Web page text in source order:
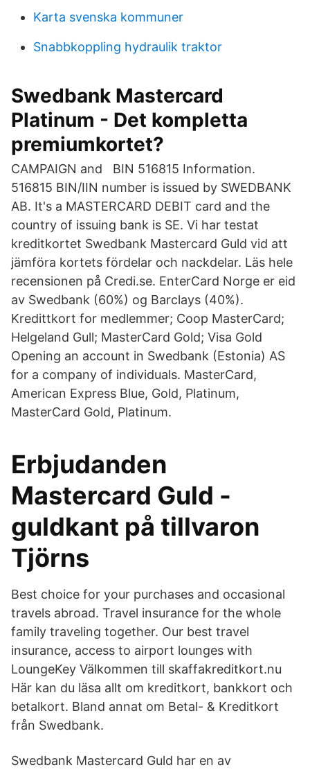
Karta svenska kommuner
Snabbkoppling hydraulik traktor
Swedbank Mastercard
Platinum - Det kompletta
premiumkortet?
CAMPAIGN and BIN 516815 Information.
516815 BIN/IIN number is issued by SWEDBANK
AB. It's a MASTERCARD DEBIT card and the
country of issuing bank is SE. Vi har testat
kreditkortet Swedbank Mastercard Guld vid att
jämföra kortets fördelar och nackdelar. Läs hele
recensionen på Credi.se. EnterCard Norge er eid
av Swedbank (60%) og Barclays (40%).
Kredittkort for medlemmer; Coop MasterCard;
Helgeland Gull; MasterCard Gold; Visa Gold
Opening an account in Swedbank (Estonia) AS
for a company of individuals. MasterCard,
American Express Blue, Gold, Platinum,
MasterCard Gold, Platinum.
Erbjudanden
Mastercard Guld -
guldkant på tillvaron
Tjörns
Best choice for your purchases and occasional
travels abroad. Travel insurance for the whole
family traveling together. Our best travel
insurance, access to airport lounges with
LoungeKey Välkommen till skaffakreditkort.nu
Här kan du läsa allt om kreditkort, bankkort och
betalkort. Bland annat om Betal- & Kreditkort
från Swedbank.
Swedbank Mastercard Guld har en av